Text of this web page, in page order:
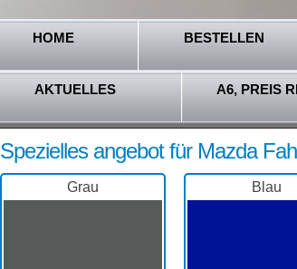
HOME BESTELLEN
AKTUELLES A6, PREIS
Spezielles angebot für Mazda
Grau Blau